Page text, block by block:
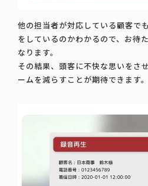
他の担当者が対応している顧客で
をしているのかわかるので、お待
なります。
その結果、頭客に不快な思いをさ
ームを減らすことが期待できます。